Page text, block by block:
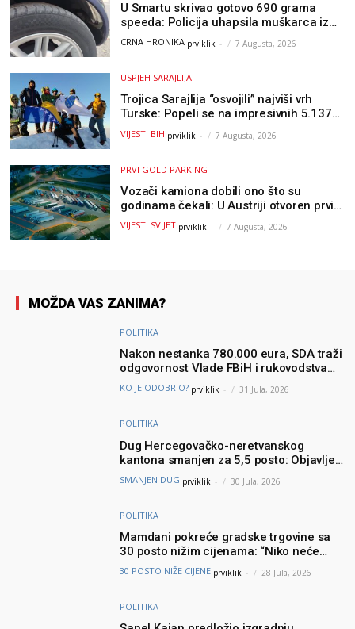
U Smartu skrivao gotovo 690 grama
speeda: Policija uhapsila muškarca iz
Hercegovine
CRNA HRONIKA prviklik - 7 Augusta, 2026
USPJEH SARAJLIJA
Trojica Sarajlija “osvojili” najviši vrh
Turske: Popeli se na impresivnih 5.137
metara
VIJESTI BIH prviklik - 7 Augusta, 2026
PRVI GOLD PARKING
Vozači kamiona dobili ono što su
godinama čekali: U Austriji otvoren prvi
GOLD sigurni parking
VIJESTI SVIJET prviklik - 7 Augusta, 2026
MOŽDA VAS ZANIMA?
POLITIKA
Nakon nestanka 780.000 eura, SDA traži
odgovornost Vlade FBiH i rukovodstva
Igmana
KO JE ODOBRIO? prviklik - 31 Jula, 2026
POLITIKA
Dug Hercegovačko-neretvanskog
kantona smanjen za 5,5 posto: Objavljeni
najnoviji podaci Ministarstva finansija
SMANJEN DUG prviklik - 30 Jula, 2026
POLITIKA
Mamdani pokreće gradske trgovine sa
30 posto nižim cijenama: “Niko neće
brinuti može li prehraniti svoju porodicu”
30 POSTO NIŽE CIJENE prviklik - 28 Jula, 2026
POLITIKA